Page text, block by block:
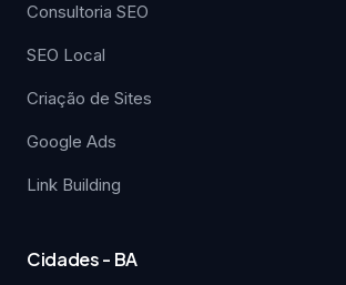
Consultoria SEO
SEO Local
Criação de Sites
Google Ads
Link Building
Cidades - BA